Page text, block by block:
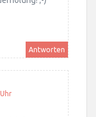
Antworten